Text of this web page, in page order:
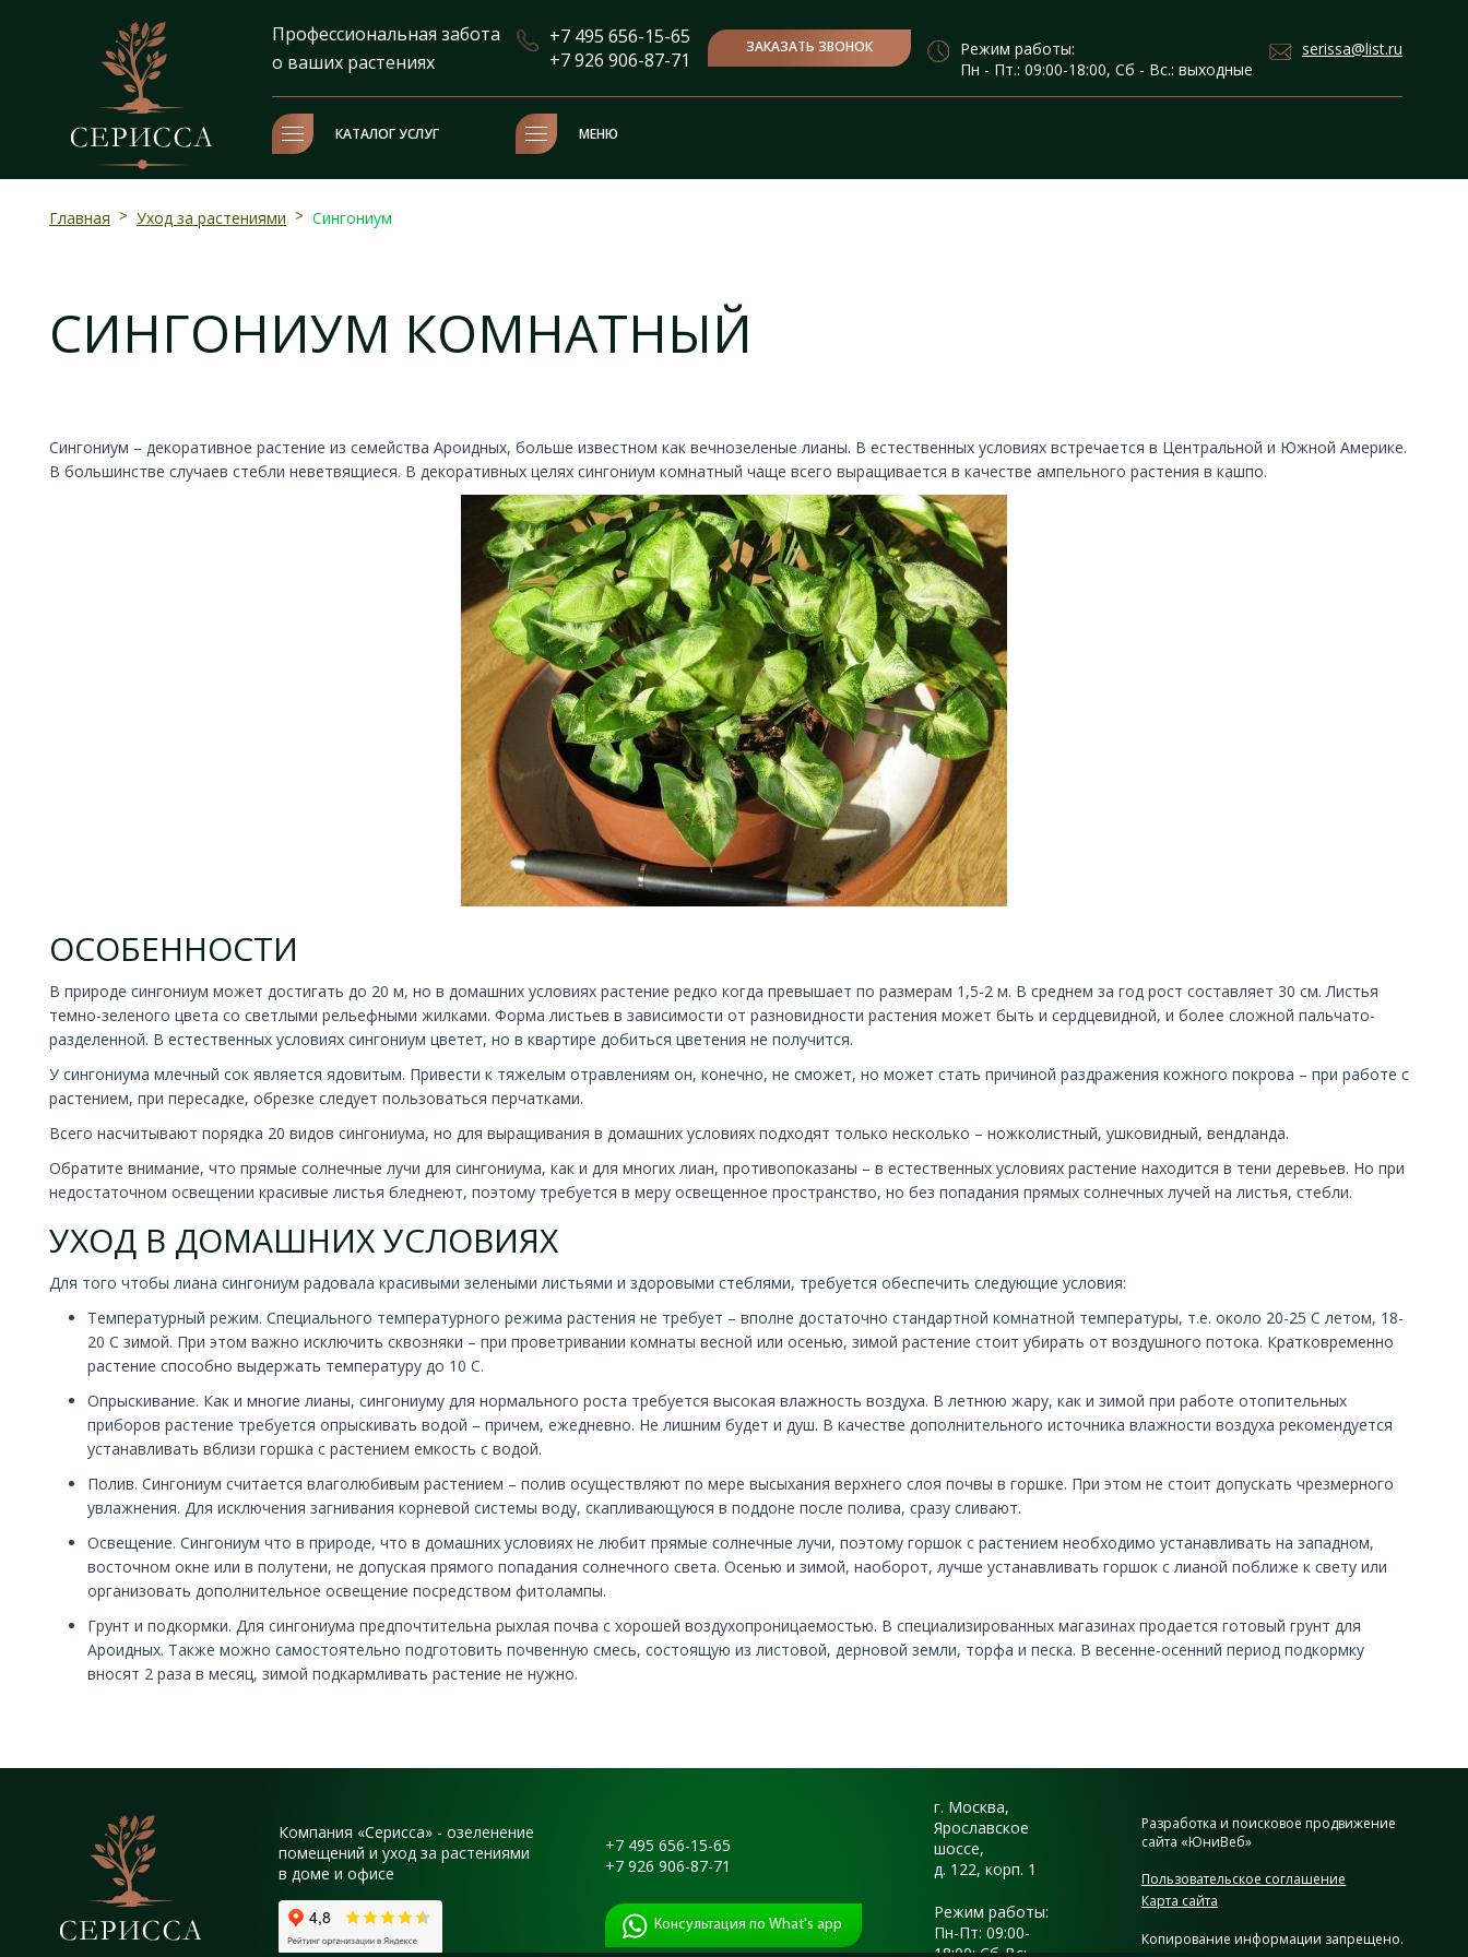
Профессиональная забота
о ваших растениях
+7 495 656-15-65
+7 926 906-87-71
ЗАКАЗАТЬ ЗВОНОК
Режим работы:
Пн - Пт.: 09:00-18:00, Сб - Вс.: выходные
serissa@list.ru
КАТАЛОГ УСЛУГ МЕНЮ
Главная > Уход за растениями > Сингониум
СИНГОНИУМ КОМНАТНЫЙ
Сингониум – декоративное растение из семейства Ароидных, больше известном как вечнозеленые лианы. В естественных условиях встречается в Центральной и Южной Америке.
В большинстве случаев стебли неветвящиеся. В декоративных целях сингониум комнатный чаще всего выращивается в качестве ампельного растения в кашпо.
ОСОБЕННОСТИ
В природе сингониум может достигать до 20 м, но в домашних условиях растение редко когда превышает по размерам 1,5-2 м. В среднем за год рост составляет 30 см. Листья
темно-зеленого цвета со светлыми рельефными жилками. Форма листьев в зависимости от разновидности растения может быть и сердцевидной, и более сложной пальчато-
разделенной. В естественных условиях сингониум цветет, но в квартире добиться цветения не получится.
У сингониума млечный сок является ядовитым. Привести к тяжелым отравлениям он, конечно, не сможет, но может стать причиной раздражения кожного покрова – при работе с
растением, при пересадке, обрезке следует пользоваться перчатками.
Всего насчитывают порядка 20 видов сингониума, но для выращивания в домашних условиях подходят только несколько – ножколистный, ушковидный, вендланда.
Обратите внимание, что прямые солнечные лучи для сингониума, как и для многих лиан, противопоказаны – в естественных условиях растение находится в тени деревьев. Но при
недостаточном освещении красивые листья бледнеют, поэтому требуется в меру освещенное пространство, но без попадания прямых солнечных лучей на листья, стебли.
УХОД В ДОМАШНИХ УСЛОВИЯХ
Для того чтобы лиана сингониум радовала красивыми зелеными листьями и здоровыми стеблями, требуется обеспечить следующие условия:
Температурный режим. Специального температурного режима растения не требует – вполне достаточно стандартной комнатной температуры, т.е. около 20-25 C летом, 18-
20 C зимой. При этом важно исключить сквозняки – при проветривании комнаты весной или осенью, зимой растение стоит убирать от воздушного потока. Кратковременно
растение способно выдержать температуру до 10 C.
Опрыскивание. Как и многие лианы, сингониуму для нормального роста требуется высокая влажность воздуха. В летнюю жару, как и зимой при работе отопительных
приборов растение требуется опрыскивать водой – причем, ежедневно. Не лишним будет и душ. В качестве дополнительного источника влажности воздуха рекомендуется
устанавливать вблизи горшка с растением емкость с водой.
Полив. Сингониум считается влаголюбивым растением – полив осуществляют по мере высыхания верхнего слоя почвы в горшке. При этом не стоит допускать чрезмерного
увлажнения. Для исключения загнивания корневой системы воду, скапливающуюся в поддоне после полива, сразу сливают.
Освещение. Сингониум что в природе, что в домашних условиях не любит прямые солнечные лучи, поэтому горшок с растением необходимо устанавливать на западном,
восточном окне или в полутени, не допуская прямого попадания солнечного света. Осенью и зимой, наоборот, лучше устанавливать горшок с лианой поближе к свету или
организовать дополнительное освещение посредством фитолампы.
Грунт и подкормки. Для сингониума предпочтительна рыхлая почва с хорошей воздухопроницаемостью. В специализированных магазинах продается готовый грунт для
Ароидных. Также можно самостоятельно подготовить почвенную смесь, состоящую из листовой, дерновой земли, торфа и песка. В весенне-осенний период подкормку
вносят 2 раза в месяц, зимой подкармливать растение не нужно.
Компания «Серисса» - озеленение
помещений и уход за растениями
в доме и офисе
+7 495 656-15-65
+7 926 906-87-71
Консультация по What's app
г. Москва,
Ярославское
шоссе,
д. 122, корп. 1
Режим работы:
Пн-Пт: 09:00-
Разработка и поисковое продвижение
сайта «ЮниВеб»
Пользовательское соглашение
Карта сайта
Копирование информации запрещено.